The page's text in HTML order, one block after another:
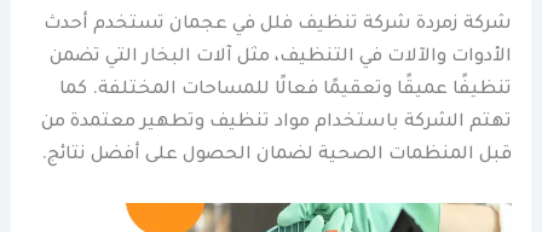
شركة زمردة شركة تنظيف فلل في عجمان تستخدم أحدث
الأدوات والآلات في التنظيف، مثل آلات البخار التي تضمن
تنظيفًا عميقًا وتعقيمًا فعالًا للمساحات المختلفة. كما
تهتم الشركة باستخدام مواد تنظيف وتطهير معتمدة من
قبل المنظمات الصحية لضمان الحصول على أفضل نتائج.